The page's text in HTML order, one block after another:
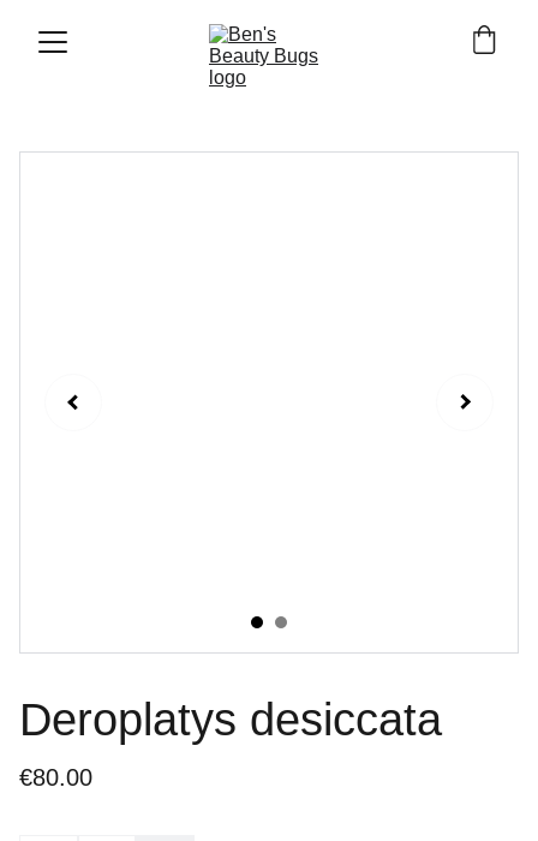
Deroplatys desiccata
€80.00